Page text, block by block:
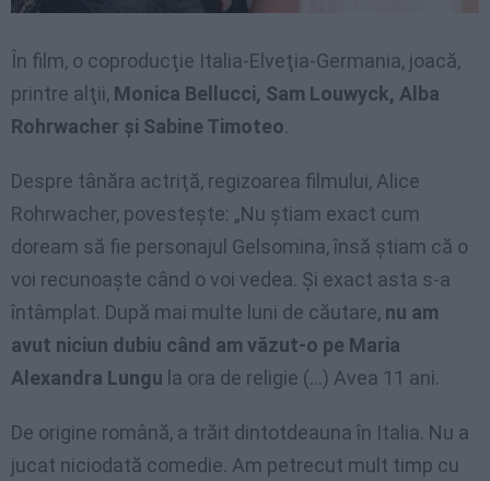
În film, o coproducţie Italia-Elveţia-Germania, joacă,
printre alţii, Monica Bellucci, Sam Louwyck, Alba
Rohrwacher şi Sabine Timoteo.
Despre tânăra actriţă, regizoarea filmului, Alice
Rohrwacher, povesteşte: „Nu ştiam exact cum
doream să fie personajul Gelsomina, însă ştiam că o
voi recunoaşte când o voi vedea. Şi exact asta s-a
întâmplat. După mai multe luni de căutare, nu am
avut niciun dubiu când am văzut-o pe Maria
Alexandra Lungu la ora de religie (…) Avea 11 ani.
De origine română, a trăit dintotdeauna în Italia. Nu a
jucat niciodată comedie. Am petrecut mult timp cu